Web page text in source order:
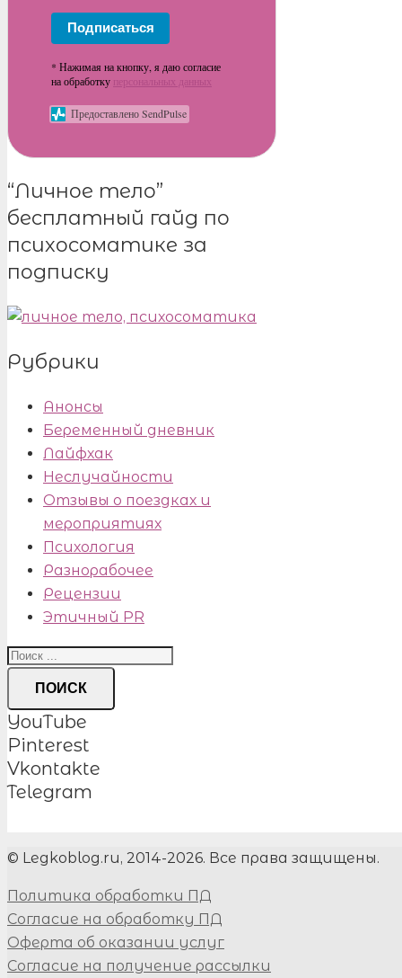
Подписаться
* Нажимая на кнопку, я даю согласие
на обработку персональных данных
Предоставлено SendPulse
“Личное тело”
бесплатный гайд по
психосоматике за
подписку
Рубрики
Анонсы
Беременный дневник
Лайфхак
Неслучайности
Отзывы о поездках и
мероприятиях
Психология
Разнорабочее
Рецензии
Этичный PR
ПОИСК
YouTube
Pinterest
Vkontakte
Telegram
© Legkoblog.ru, 2014-2026. Все права защищены.
Политика обработки ПД
Согласие на обработку ПД
Оферта об оказании услуг
Согласие на получение рассылки